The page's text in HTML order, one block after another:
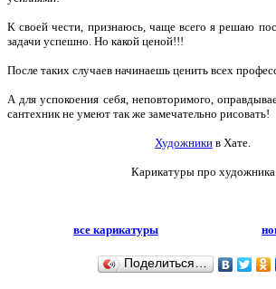
К своей чести, признаюсь, чаще всего я решаю
задачи успешно. Но какой ценой!!!
После таких случаев начинаешь ценить всех
А для успокоения себя, неповторимого,
сантехник не умеют так же замечательно рисовать!
Художники в Хате.
Карикатуры про художника.
все карикатуры
Поделиться…